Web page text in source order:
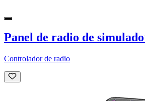
Panel de radio de
Controlador de radio